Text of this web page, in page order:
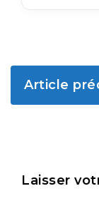
Article
Laisser